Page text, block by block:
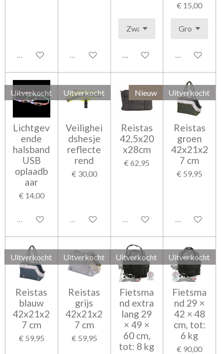
Uitverkocht Uitverkocht In winkelwagen
€ 15,00
In
Uitverkocht
Lichtgev
ende
halsband
USB
oplaadb
aar
€ 14,00
Uitverkocht
Uitverkocht
Veilighei
dshesje
reflecte
rend
€ 30,00
Uitverkocht
Nieuw
Reistas
42,5x20
x28cm
€ 62,95
Uitverkocht
Uitverkocht
Reistas
groen
42x21x2
7 cm
€ 59,95
Uitverkocht
Uitverkocht
Reistas
blauw
42x21x2
7 cm
€ 59,95
Uitverkocht
Reistas
grijs
42x21x2
7 cm
€ 59,95
Uitverkocht
Fietsma
nd extra
lang 29
× 49 ×
60 cm,
tot: 8 kg
Uitverkocht
Fietsma
nd 29 ×
42 × 48
cm, tot:
6 kg
€ 90,00